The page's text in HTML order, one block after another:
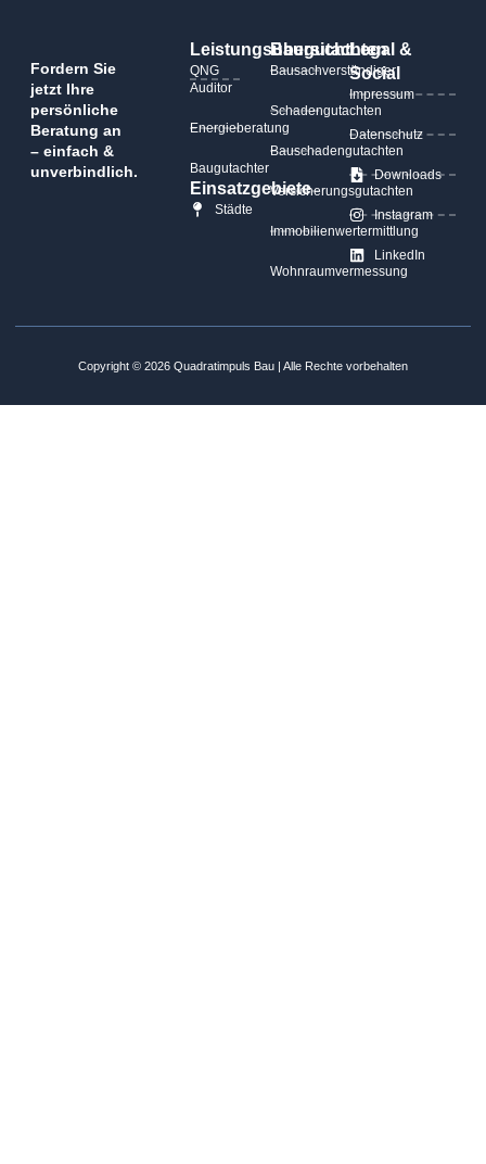
Fordern Sie
jetzt Ihre
persönliche
Beratung an
– einfach &
unverbindlich.
Leistungsübersicht
QNG
Auditor
Energieberatung
Baugutachter
Einsatzgebiete
Städte
Baugutachten
Bausachverständiger
Schadengutachten
Bauschadengutachten
Versicherungsgutachten
Immobilienwertermittlung
Wohnraumvermessung
Legal &
Social
Impressum
Datenschutz
Downloads
Instagram
LinkedIn
Copyright © 2026 Quadratimpuls Bau | Alle Rechte vorbehalten